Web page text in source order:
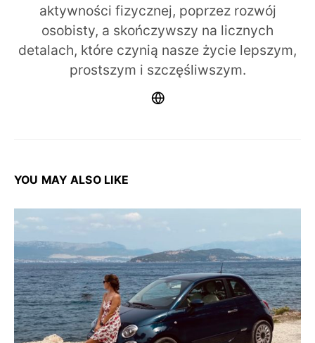
aktywności fizycznej, poprzez rozwój
osobisty, a skończywszy na licznych
detalach, które czynią nasze życie lepszym,
prostszym i szczęśliwszym.
YOU MAY ALSO LIKE